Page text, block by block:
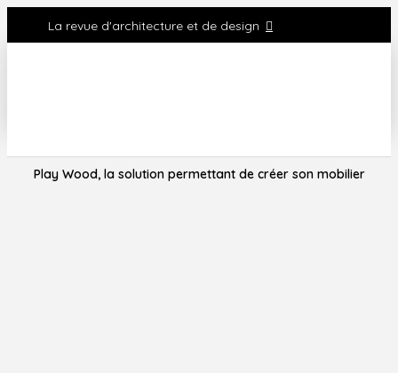
La revue d'architecture et de design
Play Wood, la solution permettant de créer son mobilier